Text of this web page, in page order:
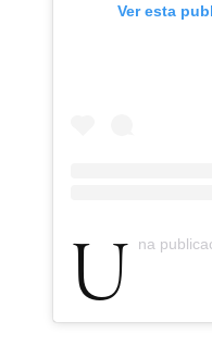
Ver esta
Una